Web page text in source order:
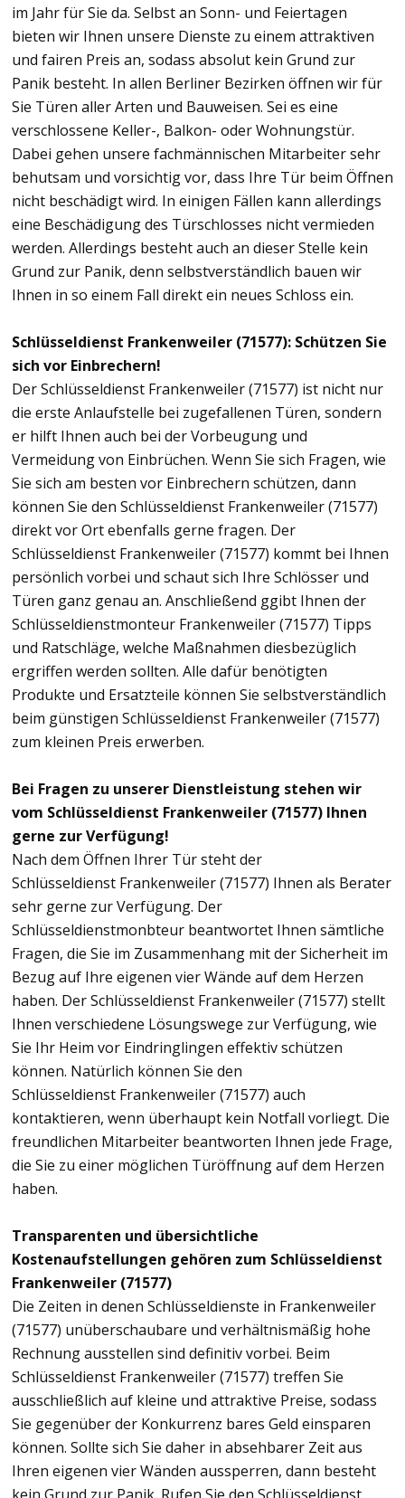
im Jahr für Sie da. Selbst an Sonn- und Feiertagen
bieten wir Ihnen unsere Dienste zu einem attraktiven
und fairen Preis an, sodass absolut kein Grund zur
Panik besteht. In allen Berliner Bezirken öffnen wir für
Sie Türen aller Arten und Bauweisen. Sei es eine
verschlossene Keller-, Balkon- oder Wohnungstür.
Dabei gehen unsere fachmännischen Mitarbeiter sehr
behutsam und vorsichtig vor, dass Ihre Tür beim Öffnen
nicht beschädigt wird. In einigen Fällen kann allerdings
eine Beschädigung des Türschlosses nicht vermieden
werden. Allerdings besteht auch an dieser Stelle kein
Grund zur Panik, denn selbstverständlich bauen wir
Ihnen in so einem Fall direkt ein neues Schloss ein.
Schlüsseldienst Frankenweiler (71577): Schützen Sie
sich vor Einbrechern!
Der Schlüsseldienst Frankenweiler (71577) ist nicht nur
die erste Anlaufstelle bei zugefallenen Türen, sondern
er hilft Ihnen auch bei der Vorbeugung und
Vermeidung von Einbrüchen. Wenn Sie sich Fragen, wie
Sie sich am besten vor Einbrechern schützen, dann
können Sie den Schlüsseldienst Frankenweiler (71577)
direkt vor Ort ebenfalls gerne fragen. Der
Schlüsseldienst Frankenweiler (71577) kommt bei Ihnen
persönlich vorbei und schaut sich Ihre Schlösser und
Türen ganz genau an. Anschließend ggibt Ihnen der
Schlüsseldienstmonteur Frankenweiler (71577) Tipps
und Ratschläge, welche Maßnahmen diesbezüglich
ergriffen werden sollten. Alle dafür benötigten
Produkte und Ersatzteile können Sie selbstverständlich
beim günstigen Schlüsseldienst Frankenweiler (71577)
zum kleinen Preis erwerben.
Bei Fragen zu unserer Dienstleistung stehen wir
vom Schlüsseldienst Frankenweiler (71577) Ihnen
gerne zur Verfügung!
Nach dem Öffnen Ihrer Tür steht der
Schlüsseldienst Frankenweiler (71577) Ihnen als Berater
sehr gerne zur Verfügung. Der
Schlüsseldienstmonbteur beantwortet Ihnen sämtliche
Fragen, die Sie im Zusammenhang mit der Sicherheit im
Bezug auf Ihre eigenen vier Wände auf dem Herzen
haben. Der Schlüsseldienst Frankenweiler (71577) stellt
Ihnen verschiedene Lösungswege zur Verfügung, wie
Sie Ihr Heim vor Eindringlingen effektiv schützen
können. Natürlich können Sie den
Schlüsseldienst Frankenweiler (71577) auch
kontaktieren, wenn überhaupt kein Notfall vorliegt. Die
freundlichen Mitarbeiter beantworten Ihnen jede Frage,
die Sie zu einer möglichen Türöffnung auf dem Herzen
haben.
Transparenten und übersichtliche
Kostenaufstellungen gehören zum Schlüsseldienst
Frankenweiler (71577)
Die Zeiten in denen Schlüsseldienste in Frankenweiler
(71577) unüberschaubare und verhältnismäßig hohe
Rechnung ausstellen sind definitiv vorbei. Beim
Schlüsseldienst Frankenweiler (71577) treffen Sie
ausschließlich auf kleine und attraktive Preise, sodass
Sie gegenüber der Konkurrenz bares Geld einsparen
können. Sollte sich Sie daher in absehbarer Zeit aus
Ihren eigenen vier Wänden aussperren, dann besteht